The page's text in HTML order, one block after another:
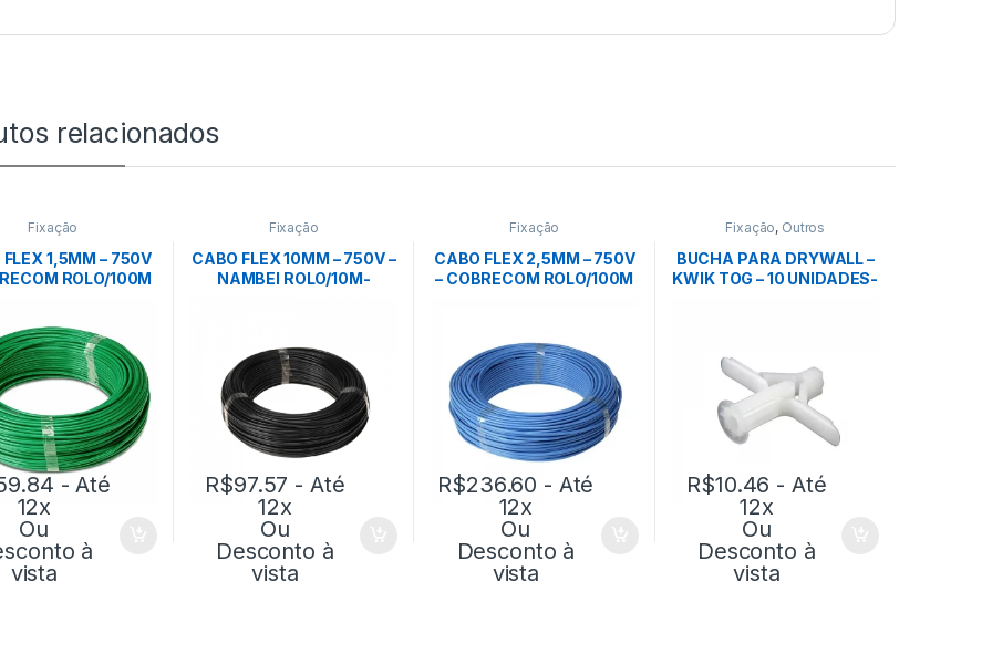
relacionados
Fixação
FLEX 1,5MM – 750V
ROLO/100M
- Até
12x
Ou
à
vista
Fixação
CABO FLEX 10MM – 750V –
NAMBEI ROLO/10M-
R$97.57 - Até
12x
Ou
Desconto à
vista
Fixação
CABO FLEX 2,5MM – 750V
– COBRECOM ROLO/100M
R$236.60 - Até
12x
Ou
Desconto à
vista
Fixação, Outros
BUCHA PARA DRYWALL –
KWIK TOG – 10 UNIDADES-
R$10.46 - Até
12x
Ou
Desconto à
vista